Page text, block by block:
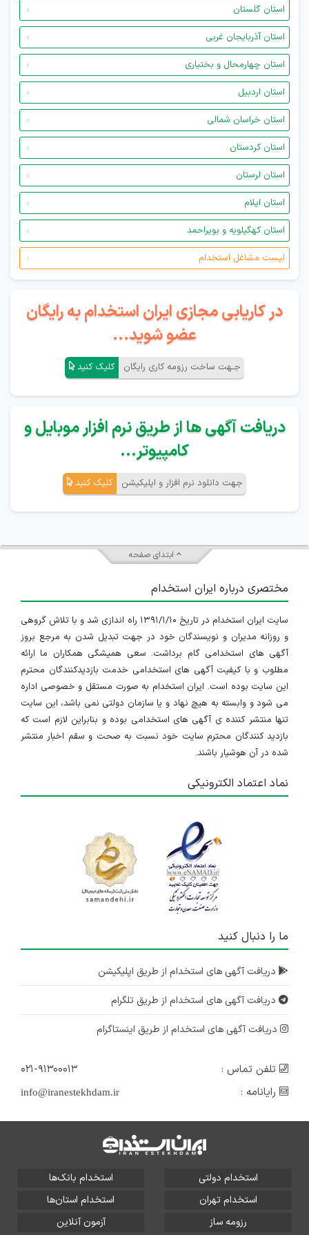
استان گلستان
استان آذربایجان غربی
استان چهارمحال و بختیاری
استان اردبیل
استان خراسان شمالی
استان کردستان
استان لرستان
استان ایلام
استان کهگیلویه و بویراحمد
لیست مشاغل استخدام
در کاریابی مجازی ایران استخدام به رایگان
عضو شوید...
جـهت ساخت رزومه کاری رایگان کلیک کنید
دریافت آگهی ها از طریق نرم افزار موبایل و
کامپیوتر...
جهت دانلود نرم افزار و اپلیکیشن کلیک کنید
ابتدای صفحه
مختصری درباره ایران استخدام
سایت ایران استخدام در تاریخ ۱۳۹۱/۱/۱۰ راه اندازی شد و با تلاش گروهی
و روزانه مدیران و نویسندگان خود در جهت تبدیل شدن به مرجع بروز
آگهی های استخدامی گام برداشت. سعی همیشگی همکاران ما ارائه
مطلوب و با کیفیت آگهی های استخدامی خدمت بازدیدکنندگان محترم
این سایت بوده است. ایران استخدام به صورت مستقل و خصوصی اداره
می شود و وابسته به هیچ نهاد و یا سازمان دولتی نمی باشد، این سایت
تنها منتشر کننده ی آگهی های استخدامی بوده و بنابراین لازم است که
بازدید کنندگان محترم سایت خود نسبت به صحت و سقم اخبار منتشر
شده در آن هوشیار باشند.
نماد اعتماد الکترونیکی
ما را دنبال کنید
دریافت آگهی های استخدام از طریق اپلیکیشن
دریافت آگهی های استخدام از طریق تلگرام
دریافت آگهی های استخدام از طریق اینستاگرام
تلفن تماس :
۰۲۱-۹۱۳۰۰۰۱۳
رایانامه :
info@iranestekhdam.ir
استخدام دولتی
استخدام بانک‌ها
استخدام تهران
استخدام استان‌ها
رزومه ساز
آزمون آنلاین